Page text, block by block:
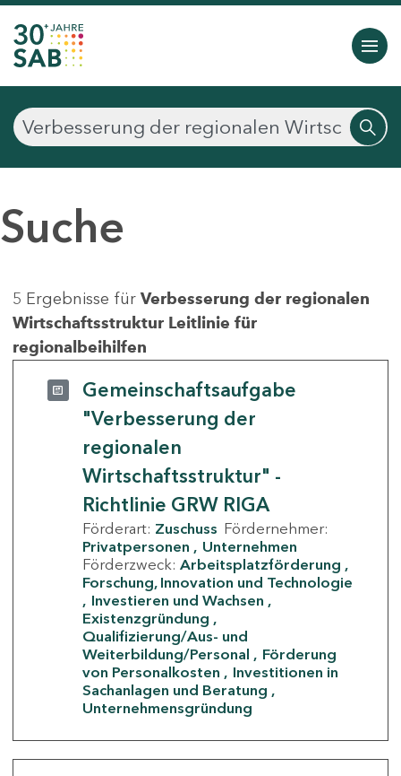
Suche
5 Ergebnisse für Verbesserung der regionalen
Wirtschaftsstruktur Leitlinie für
regionalbeihilfen
Gemeinschaftsaufgabe
"Verbesserung der
regionalen
Wirtschaftsstruktur" -
Richtlinie GRW RIGA
Förderart: Zuschuss Fördernehmer:
Privatpersonen
Unternehmen
Förderzweck: Arbeitsplatzförderung
Forschung, Innovation und Technologie
Investieren und Wachsen
Existenzgründung
Qualifizierung/Aus- und
Weiterbildung/Personal
Förderung
von Personalkosten
Investitionen in
Sachanlagen und Beratung
Unternehmensgründung